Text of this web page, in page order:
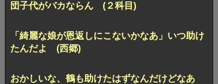
団子代がバカならん (２科目)
「綺麗な娘が恩返しにこないかなあ」いつ助け
たんだよ (西郷)
おかしいな、鶴も助けたはずなんだけどなあ